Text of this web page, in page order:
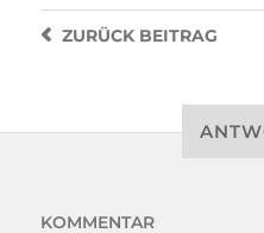
ZURÜCKBEITRAG
KOMMENTAR